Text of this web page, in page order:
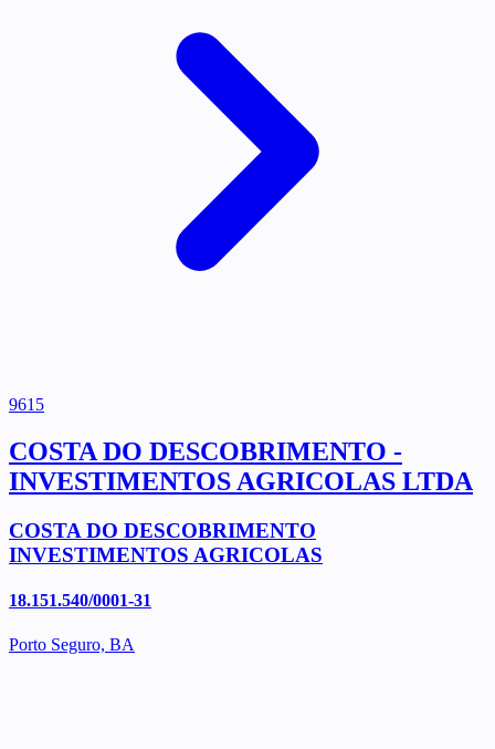
9615
COSTA DO DESCOBRIMENTO -
INVESTIMENTOS AGRICOLAS LTDA
COSTA DO DESCOBRIMENTO
INVESTIMENTOS AGRICOLAS
18.151.540/0001-31
Porto Seguro, BA